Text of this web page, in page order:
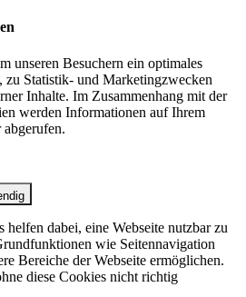
unseren Besuchern ein optimales
zu Statistik- und Marketingzwecken
Inhalte. Im Zusammenhang mit der
werden Informationen auf Ihrem
abgerufen.
dabei, eine Webseite nutzbar zu
wie Seitennavigation
Bereiche der Webseite ermöglichen.
diese Cookies nicht richtig